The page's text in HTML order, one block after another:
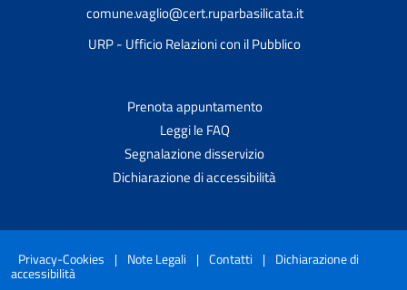
comune.vaglio@cert.ruparbasilicata.it
URP - Ufficio Relazioni con il Pubblico
Prenota appuntamento
Leggi le FAQ
Segnalazione disservizio
Dichiarazione di accessibilità
Privacy-Cookies | Note Legali | Contatti | Dichiarazione di
accessibilità